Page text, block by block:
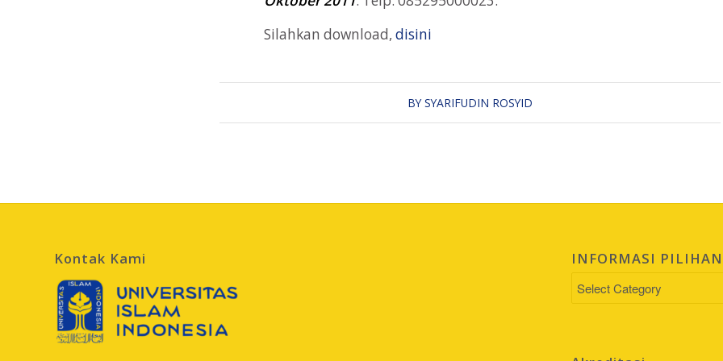
Silahkan download, disini
BYSYARIFUDIN ROSYID
Kontak Kami INFORMASI PILIHAN
INFORMASI